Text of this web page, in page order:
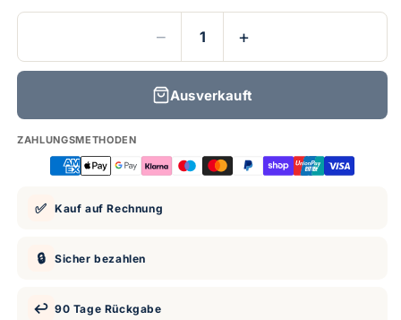
− +
Ausverkauft
ZAHLUNGSMETHODEN
✅ Kauf auf Rechnung
🔒 Sicher bezahlen
↩️ 90 Tage Rückgabe